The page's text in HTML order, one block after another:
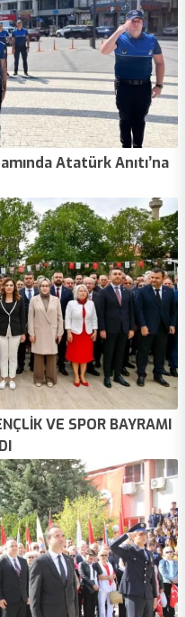
Atatürk Anıtı’na
VE SPOR BAYRAMI